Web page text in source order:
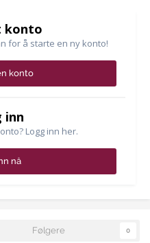
konto
for å starte en ny konto!
konto
inn
Logg inn her.
nå
Følgere 0